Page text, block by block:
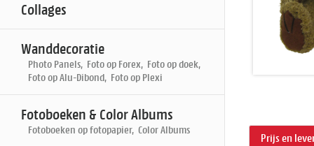
Collages
Wanddecoratie
Photo Panels, Foto op Forex, Foto op doek,
Foto op Alu-Dibond, Foto op Plexi
Fotoboeken & Color Albums
Fotoboeken op fotopapier, Color Albums
Prijs en